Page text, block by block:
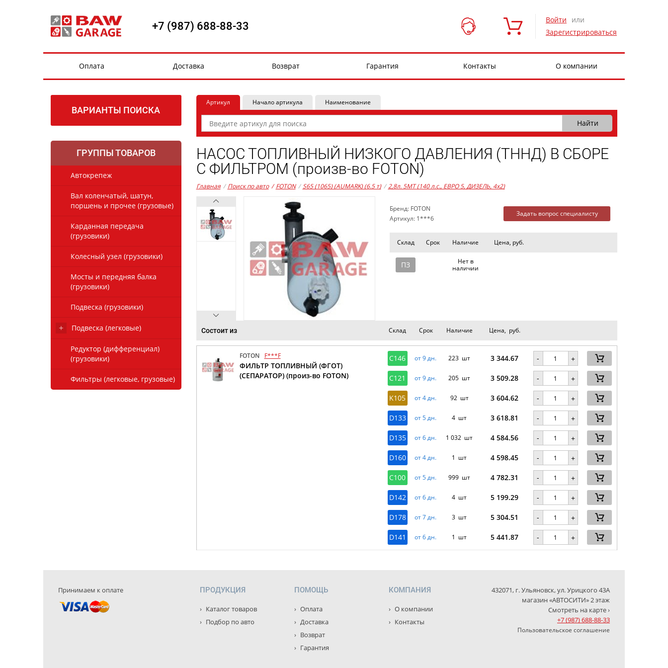
+7 (987) 688-88-33 Войти
или
Зарегистрироваться
Оплата Доставка Возврат Гарантия Контакты О компании
ВАРИАНТЫ ПОИСКА
ГРУППЫ ТОВАРОВ
Автокрепеж
Вал коленчатый, шатун,
поршень и прочее (грузовые)
Карданная передача
(грузовики)
Колесный узел (грузовики)
Мосты и передняя балка
(грузовики)
Подвеска (грузовики)
Подвеска (легковые)
Редуктор (дифференциал)
(грузовики)
Фильтры (легковые, грузовые)
Артикул Начало артикула Наименование
НАСОС ТОПЛИВНЫЙ НИЗКОГО ДАВЛЕНИЯ (ТННД) В СБОРЕ
С ФИЛЬТРОМ (произв-во FOTON)
Главная / Поиск по авто / FOTON / S65 (1065) (AUMARK) (6.5 т) / 2,8л. 5MT (140 л.с., ЕВРО 5, ДИЗЕЛЬ, 4x2)
Бренд: FOTON
Артикул: 1***6
Задать вопрос специалисту
Склад Срок Наличие Цена, руб.
ПЗ
Нет в
наличии
Состоит из Склад Срок Наличие Цена, руб.
FOTON F***F
ФИЛЬТР ТОПЛИВНЫЙ (ФГОТ)
(СЕПАРАТОР) (произ-во FOTON)
C146 от 9 дн. 223 шт 3 344.67 - +
C121 от 9 дн. 205 шт 3 509.28 - +
K105 от 4 дн. 92 шт 3 604.62 - +
D133 от 5 дн. 4 шт 3 618.81 - +
D135 от 6 дн. 1 032 шт 4 584.56 - +
D160 от 4 дн. 1 шт 4 598.45 - +
C100 от 5 дн. 999 шт 4 782.31 - +
D142 от 6 дн. 4 шт 5 199.29 - +
D178 от 7 дн. 3 шт 5 304.51 - +
D141 от 6 дн. 1 шт 5 441.87 - +
Принимаем к оплате ПРОДУКЦИЯ
Каталог товаров
Подбор по авто
ПОМОЩЬ
Оплата
Доставка
Возврат
Гарантия
КОМПАНИЯ
О компании
Контакты
432071, г. Ульяновск, ул. Урицкого 43А
магазин «АВТОСИТИ» 2 этаж
Смотреть на карте ›
+7 (987) 688-88-33
Пользовательское соглашение